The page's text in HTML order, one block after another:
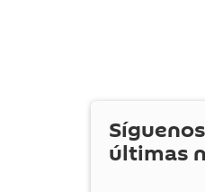
últimas